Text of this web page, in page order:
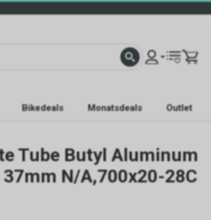
Bikedeals Monatsdeals Outlet
Tube Butyl Aluminum
N/A,700x20-28C